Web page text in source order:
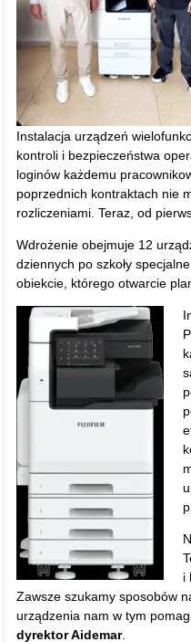
Instalacja urządzeń
kontroli i bezpieczeństwa
loginów każdemu
poprzednich kontraktach nie
rozliczeniami. Teraz, od
Wdrożenie obejmuje 12
dziennych po szkoły
obiekcie, którego otwarcie
i
Zawsze szukamy sposobów
urządzenia nam w tym
dyrektor Aidemar.